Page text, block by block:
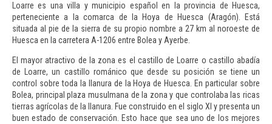
Loarre es una villa y municipio español en la provincia de Huesca,
perteneciente a la comarca de la Hoya de Huesca (Aragón). Está
situada al pie de la sierra de su propio nombre a 27 km al noroeste de
Huesca en la carretera A-1206 entre Bolea y Ayerbe.
El mayor atractivo de la zona es el castillo de Loarre o castillo abadía
de Loarre, un castillo románico que desde su posición se tiene un
control sobre toda la llanura de la Hoya de Huesca. En particular sobre
Bolea, principal plaza musulmana de la zona y que controlaba las ricas
tierras agrícolas de la llanura. Fue construido en el siglo XI y presenta un
buen estado de conservación. Esto hace que sea uno de los mejores